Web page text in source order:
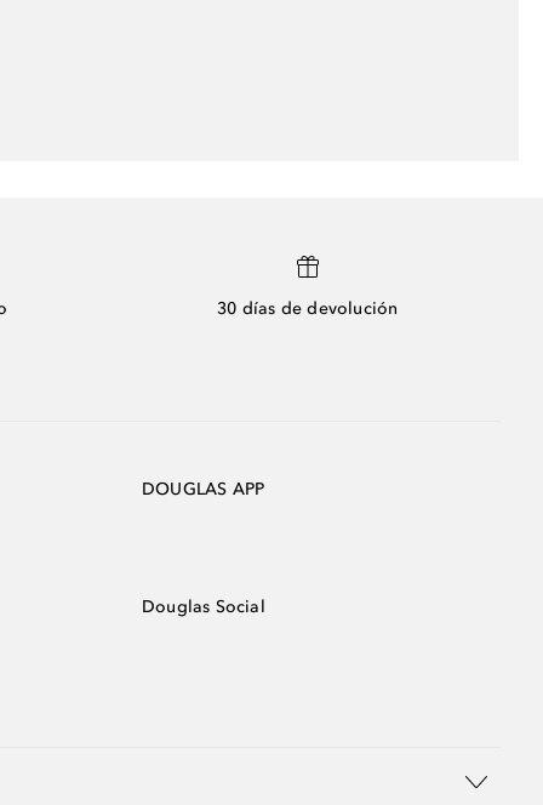
30 días de devolución
DOUGLAS APP
Douglas Social